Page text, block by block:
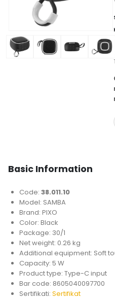
Basic Information
Code:38.011.10
Model: SAMBA
Brand: PIXO
Color: Black
Package: 30/1
Net weight: 0.26 kg
Additional equipment: Soft
Capacity: 5 W
Product type: Type-C input
Bar code: 8605040097700
Sertifikati:Sertifikat